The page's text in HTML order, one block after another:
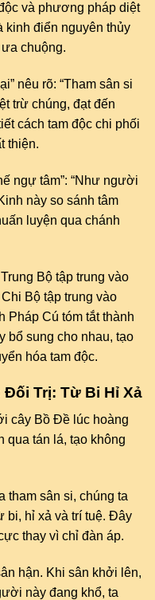
và phương pháp diệt
kinh điển nguyên thủy
chuộng.
nêu rõ: “Tham sân si
trừ chúng, đạt đến
cách tam độc chi phối
thiện.
ngự tâm”: “Như người
này so sánh tâm
luyện qua chánh
Bộ tập trung vào
Bộ tập trung vào
Pháp Cú tóm tắt thành
bổ sung cho nhau, tạo
hóa tam độc.
Đối Trị: Từ Bi Hỉ Xả
tham sân si, chúng ta
bi, hỉ xả và trí tuệ. Đây
thay vì chỉ đàn áp.
hận. Khi sân khởi lên,
này đang khổ, ta